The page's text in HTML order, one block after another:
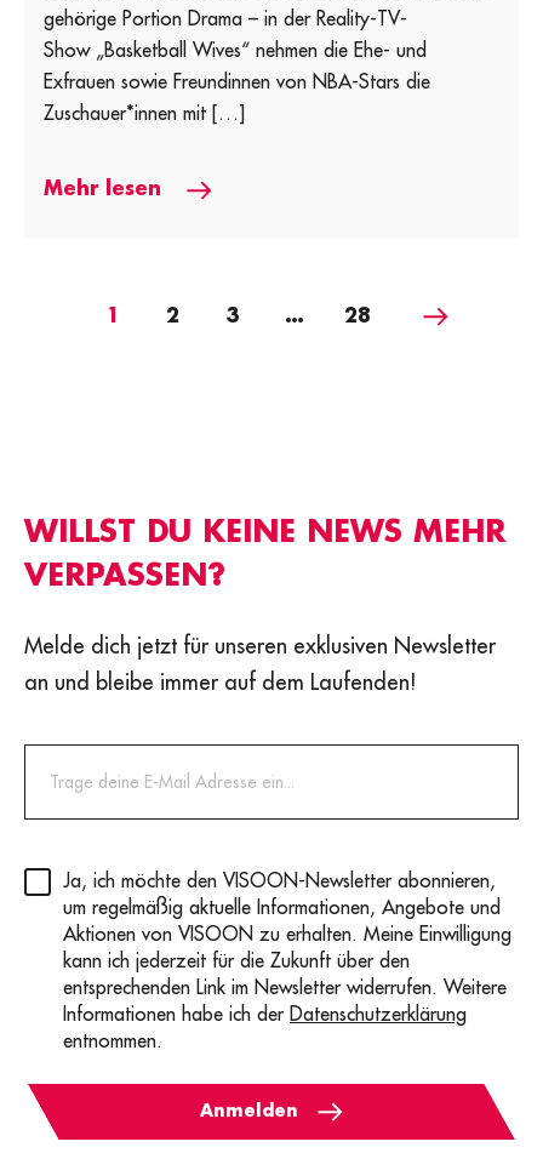
gehörige Portion Drama – in der Reality-TV-
Show „Basketball Wives“ nehmen die Ehe- und
Exfrauen sowie Freundinnen von NBA-Stars die
Zuschauer*innen mit […]
Mehr lesen
1 2 3 … 28 Nächste
WILLST DU KEINE NEWS MEHR
VERPASSEN?
Melde dich jetzt für unseren exklusiven Newsletter
an und bleibe immer auf dem Laufenden!
Privacy(erforderlich)
Ja, ich möchte den VISOON-Newsletter abonnieren,
um regelmäßig aktuelle Informationen, Angebote und
Aktionen von VISOON zu erhalten. Meine Einwilligung
kann ich jederzeit für die Zukunft über den
entsprechenden Link im Newsletter widerrufen. Weitere
Informationen habe ich der Datenschutzerklärung
entnommen.
Anmelden